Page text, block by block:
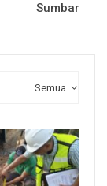
Sumbar
Semua